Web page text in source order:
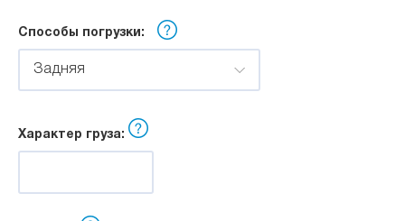
Способы погрузки:
Задняя
Характер груза: